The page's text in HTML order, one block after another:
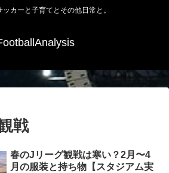
ッカーと子育てとその他日常と。
戦
春のJリーグ観戦は寒い？2月〜4
月の服装と持ち物【スタジアム実